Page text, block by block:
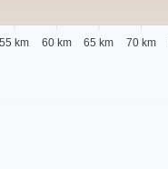
55 km 60 km 65 km 70 km